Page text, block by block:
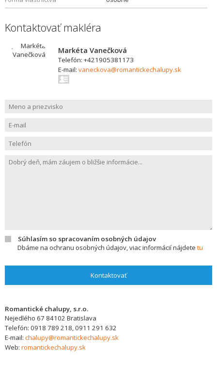
Kontaktovať makléra
Markéta Vanečková
Telefón: +421905381173
E-mail: vaneckova@romantickechalupy.sk
Súhlasím so spracovaním osobných údajov
Dbáme na ochranu osobných údajov, viac informácií nájdete tu
Kontaktovať
Romantické chalupy, s.r.o.
Nejedlého 67 84102 Bratislava
Telefón: 0918 789 218, 0911 291 632
E-mail: chalupy@romantickechalupy.sk
Web: romantickechalupy.sk